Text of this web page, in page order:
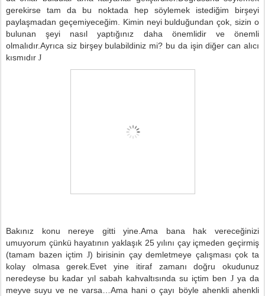
gerekirse tam da bu noktada hep söylemek istediğim birşeyi
paylaşmadan geçemiyeceğim. Kimin neyi bulduğundan çok, sizin o
bulunan şeyi nasıl yaptığınız daha önemlidir ve önemli
olmalıdır.Ayrıca siz birşey bulabildiniz mi? bu da işin diğer can alıcı
kısmıdır J
Bakınız konu nereye gitti yine.Ama bana hak vereceğinizi
umuyorum çünkü hayatının yaklaşık 25 yılını çay içmeden geçirmiş
(tamam bazen içtim J) birisinin çay demletmeye çalışması çok ta
kolay olmasa gerek.Evet yine itiraf zamanı doğru okudunuz
neredeyse bu kadar yıl sabah kahvaltısında su içtim ben Jya da
meyve suyu ve ne varsa…Ama hani o çayı böyle ahenkli ahenkli